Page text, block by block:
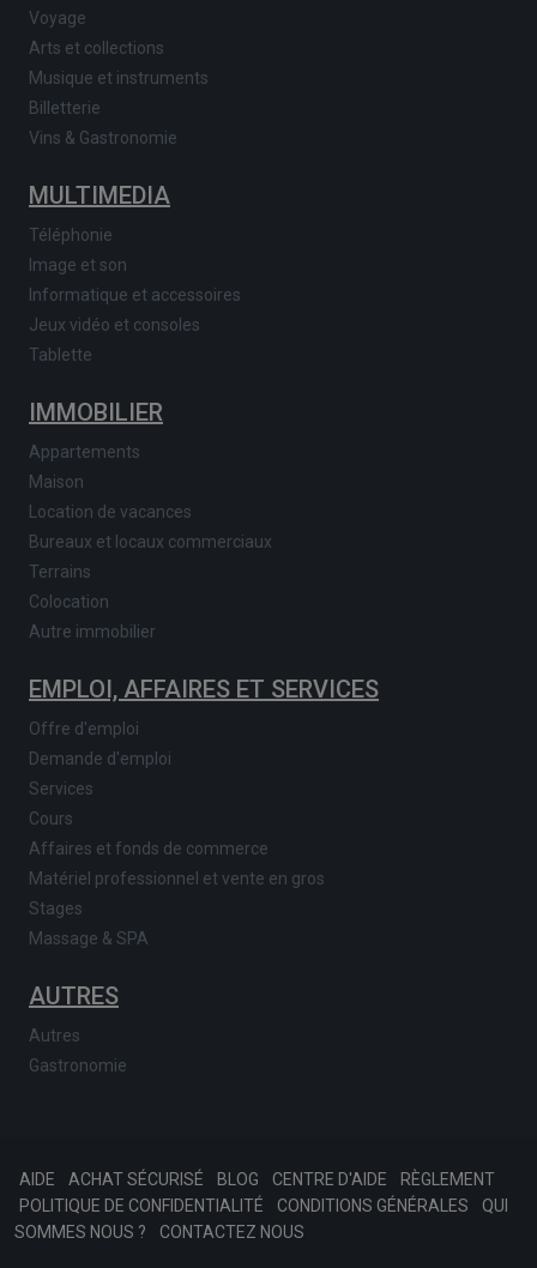
Voyage
Arts et collections
Musique et instruments
Billetterie
Vins & Gastronomie
MULTIMEDIA
Téléphonie
Image et son
Informatique et accessoires
Jeux vidéo et consoles
Tablette
IMMOBILIER
Appartements
Maison
Location de vacances
Bureaux et locaux commerciaux
Terrains
Colocation
Autre immobilier
EMPLOI, AFFAIRES ET SERVICES
Offre d'emploi
Demande d'emploi
Services
Cours
Affaires et fonds de commerce
Matériel professionnel et vente en gros
Stages
Massage & SPA
AUTRES
Autres
Gastronomie
AIDE ACHAT SÉCURISÉ BLOG CENTRE D'AIDE
RÈGLEMENT
POLITIQUE DE CONFIDENTIALITÉ
CONDITIONS GÉNÉRALES
QUI
SOMMES NOUS ?
CONTACTEZ NOUS